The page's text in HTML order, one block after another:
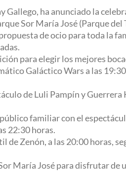
ha anunciado la
Sor María José (Parque del
de ocio para toda la
para elegir los mejores
Galáctico Wars a las
de Luli Pampín y
familiar con el
22:30 horas.
Zenón, a las 20:00 horas,
María José para disfrutar